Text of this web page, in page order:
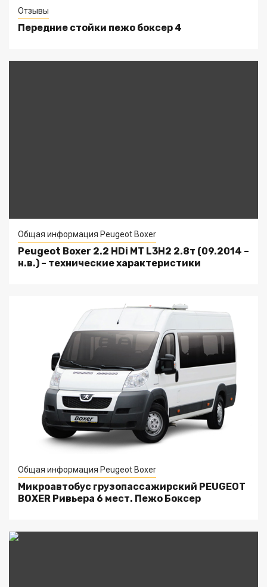
Отзывы
Передние стойки пежо боксер 4
Общая информация Peugeot Boxer
Peugeot Boxer 2.2 HDi MT L3H2 2.8т (09.2014 –
н.в.) – технические характеристики
Общая информация Peugeot Boxer
Микроавтобус грузопассажирский PEUGEOT
BOXER Ривьера 6 мест. Пежо Боксер